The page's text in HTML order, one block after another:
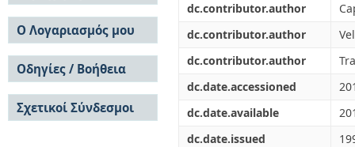
dc.contributor.author
dc.contributor.author
dc.contributor.author
dc.date.accessioned
dc.date.available
dc.date.issued
Σε όλο το DSpace
Κοινότητες & Συλλογές
Ανά Ημερομηνία
Έκδοσης
Συγγραφείς
Τίτλοι
Θέματα
Ο Λογαριασμός μου
Σύνδεση
Εγγραφή
Οδηγίες / Βοήθεια
Οδηγίες Υποβολής
Οδηγίες Χρήσης ΙΑ
Συχνές Ερωτήσεις
Σχετικοί Σύνδεσμοι